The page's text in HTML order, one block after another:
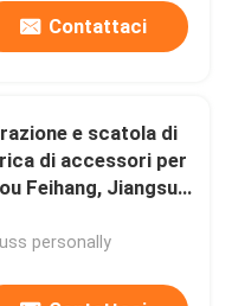
Contattaci
e scatola di
di accessori per
Feihang, Jiangsu,
personally